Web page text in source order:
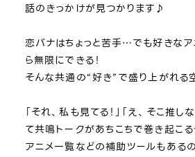
話のきっかけが見つかります♪
恋バナはちょっと苦手…でも好きな
ら無限にできる！
そんな共通の“好き”で盛り上がれる
「それ、私も見てる！」「え、そこ推し
て共鳴トークがあちこちで巻き起こ
アニメ一覧などの補助ツールもある